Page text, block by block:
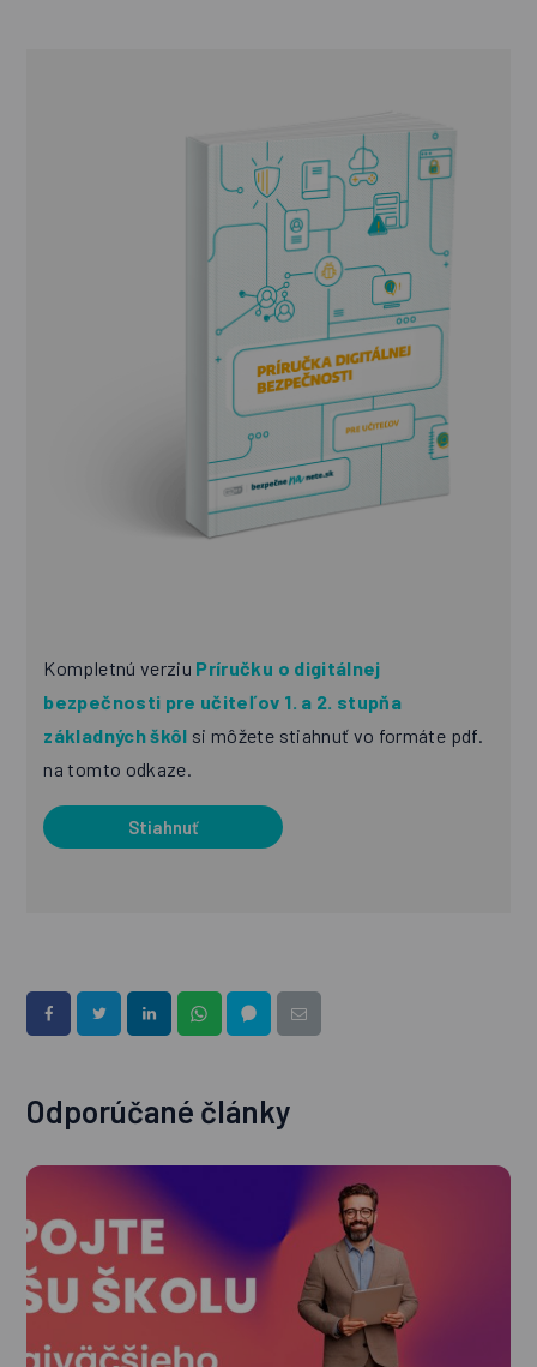
Kompletnú verziu Príručku o digitálnej
bezpečnosti pre učiteľov 1. a 2. stupňa
základných škôl si môžete stiahnuť vo formáte pdf.
na tomto odkaze.
Stiahnuť
Odporúčané články